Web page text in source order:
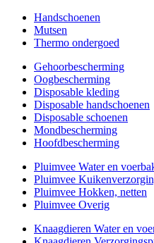
Handschoenen
Mutsen
Thermo ondergoed
Gehoorbescherming
Oogbescherming
Disposable kleding
Disposable handschoenen
Disposable schoenen
Mondbescherming
Hoofdbescherming
Pluimvee Water en
Pluimvee
Pluimvee Hokken, netten
Pluimvee Overig
Knaagdieren Water en